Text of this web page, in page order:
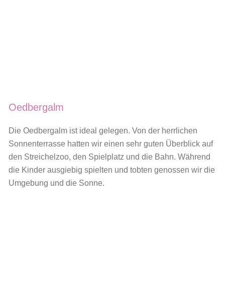
Oedbergalm
Die Oedbergalm ist ideal gelegen. Von der herrlichen
Sonnenterrasse hatten wir einen sehr guten Überblick auf
den Streichelzoo, den Spielplatz und die Bahn. Während
die Kinder ausgiebig spielten und tobten genossen wir die
Umgebung und die Sonne.